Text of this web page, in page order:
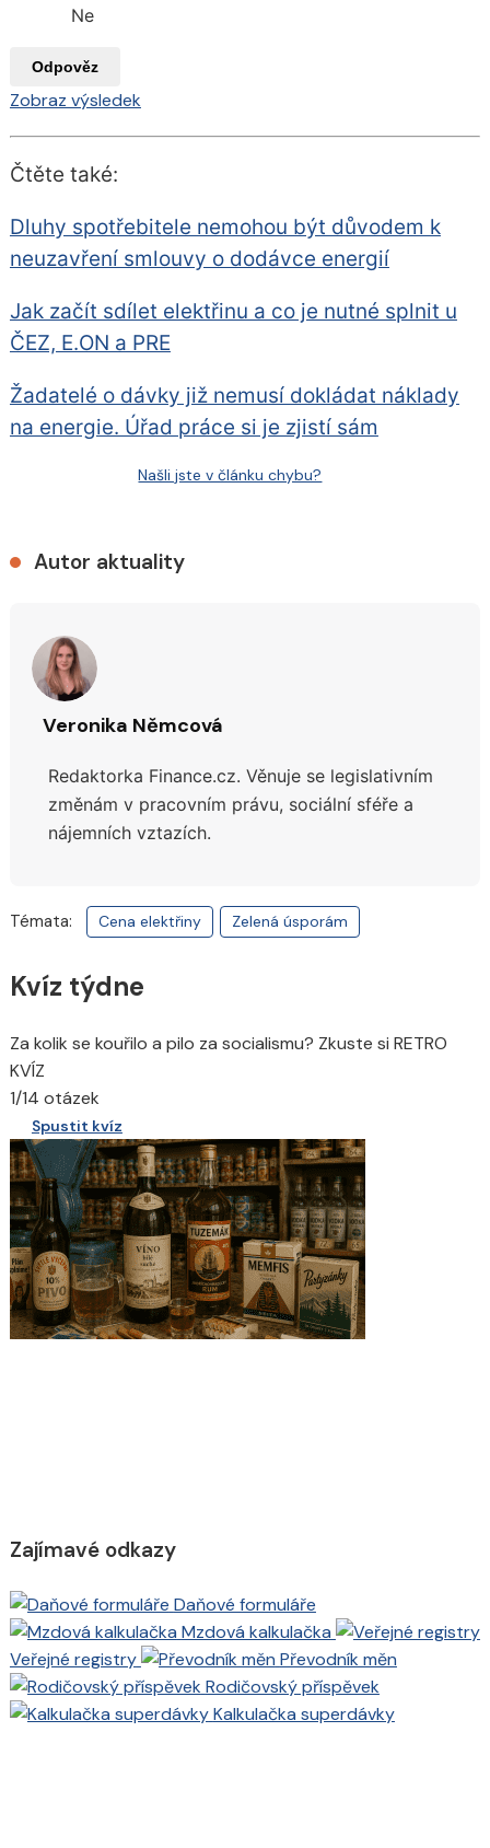
Ne
Odpověz
Zobraz výsledek
Čtěte také:
Dluhy spotřebitele nemohou být důvodem k
neuzavření smlouvy o dodávce energií
Jak začít sdílet elektřinu a co je nutné splnit u
ČEZ, E.ON a PRE
Žadatelé o dávky již nemusí dokládat náklady
na energie. Úřad práce si je zjistí sám
Našli jste v článku chybu?
Autor aktuality
Veronika Němcová
Redaktorka Finance.cz. Věnuje se legislativním
změnám v pracovním právu, sociální sféře a
nájemních vztazích.
Témata: Cena elektřiny Zelená úsporám
Kvíz týdne
Za kolik se kouřilo a pilo za socialismu? Zkuste si RETRO
KVÍZ
1/14 otázek
Spustit kvíz
Zajímavé odkazy
Daňové formuláře
Mzdová kalkulačka
Veřejné registry
Převodník měn
Rodičovský příspěvek
Kalkulačka superdávky